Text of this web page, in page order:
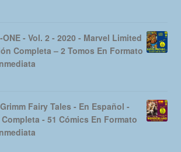
ONE - Vol. 2 - 2020 - Marvel Limited
Completa – 2 Tomos En Formato
Fairy Tales - En Español -
- 51 Cómics En Formato